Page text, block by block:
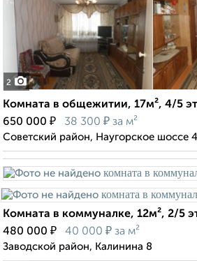
2
Комната в общежитии, 17м², 4/5
650 000 ₽ 38 300 ₽ за м²
Советский район, Наугорское шоссе
Комната в коммуналке, 12м², 2/5
480 000 ₽ 40 000 ₽ за м²
Заводской район, Калинина 8